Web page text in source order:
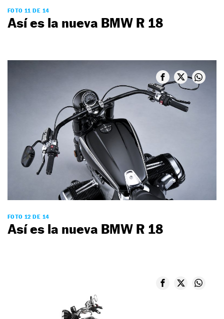
FOTO 11 DE 14
Así es la nueva BMW R 18
FOTO 12 DE 14
Así es la nueva BMW R 18